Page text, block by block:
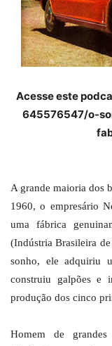
Acesse este
645576547/o-
A grande maioria dos
1960, o empresário
uma fábrica
(Indústria Brasileira
sonho, ele adquiriu
construiu galpões e
produção dos cinco
Homem de